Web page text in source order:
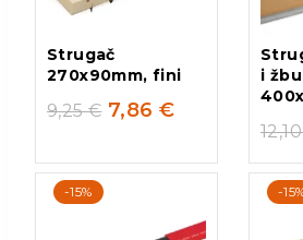
Strugač
270x90mm, fini
9,25€ 7,86 €
i
-15% -